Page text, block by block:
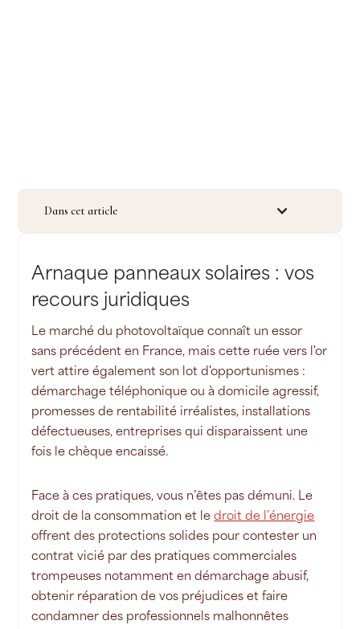
Dans cet article
Arnaque panneaux solaires : vos
recours juridiques
Le marché du photovoltaïque connaît un essor
sans précédent en France, mais cette ruée vers l'or
vert attire également son lot d'opportunismes :
démarchage téléphonique ou à domicile agressif,
promesses de rentabilité irréalistes, installations
défectueuses, entreprises qui disparaissent une
fois le chèque encaissé.
Face à ces pratiques, vous n’êtes pas démuni. Le
droit de la consommation et ledroit de l’énergie
offrent des protections solides pour contester un
contrat vicié par des pratiques commerciales
trompeuses notamment en démarchage abusif,
obtenir réparation de vos préjudices et faire
condamner des professionnels malhonnêtes